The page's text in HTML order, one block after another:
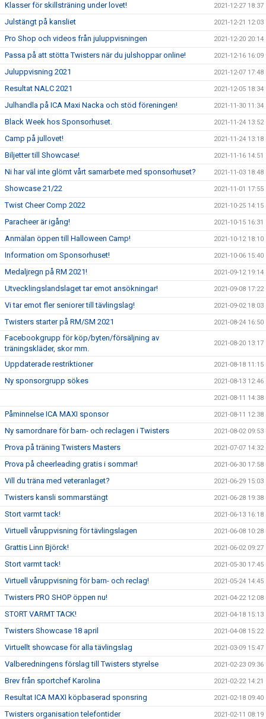
Klasser för skillsträning under lovet! 2021-12-27 18:37
Julstängt på kansliet 2021-12-21 12:03
Pro Shop och videos från juluppvisningen 2021-12-20 20:14
Passa på att stötta Twisters när du julshoppar online! 2021-12-16 16:09
Juluppvisning 2021 2021-12-07 17:48
Resultat NALC 2021 2021-12-05 18:34
Julhandla på ICA Maxi Nacka och stöd föreningen! 2021-11-30 11:34
Black Week hos Sponsorhuset. 2021-11-24 13:52
Camp på jullovet! 2021-11-24 13:18
Biljetter till Showcase! 2021-11-16 14:51
Ni har väl inte glömt vårt samarbete med sponsorhuset? 2021-11-03 18:48
Showcase 21/22 2021-11-01 17:55
Twist Cheer Comp 2022 2021-10-25 14:15
Paracheer är igång! 2021-10-15 16:31
Anmälan öppen till Halloween Camp! 2021-10-12 18:10
Information om Sponsorhuset! 2021-10-06 15:40
Medaljregn på RM 2021! 2021-09-12 19:14
Utvecklingslandslaget tar emot ansökningar! 2021-09-08 17:22
Vi tar emot fler seniorer till tävlingslag! 2021-09-02 18:03
Twisters starter på RM/SM 2021 2021-08-24 16:50
Facebookgrupp för köp/byten/försäljning av
träningskläder, skor mm.
2021-08-20 13:17
Uppdaterade restriktioner 2021-08-18 11:15
Ny sponsorgrupp sökes 2021-08-13 12:46
2021-08-11 14:38
Påminnelse ICA MAXI sponsor 2021-08-11 12:38
Ny samordnare för barn- och reclagen i Twisters 2021-08-02 09:53
Prova på träning Twisters Masters 2021-07-07 14:32
Prova på cheerleading gratis i sommar! 2021-06-30 17:58
Vill du träna med veteranlaget? 2021-06-29 15:03
Twisters kansli sommarstängt 2021-06-28 19:38
Stort varmt tack! 2021-06-13 16:18
Virtuell våruppvisning för tävlingslagen 2021-06-08 10:28
Grattis Linn Björck! 2021-06-02 09:27
Stort varmt tack! 2021-05-30 17:45
Virtuell våruppvisning för barn- och reclag! 2021-05-24 14:45
Twisters PRO SHOP öppen nu! 2021-04-22 12:08
STORT VARMT TACK! 2021-04-18 15:13
Twisters Showcase 18 april 2021-04-08 15:22
Virtuellt showcase för alla tävlingslag 2021-03-09 15:47
Valberedningens förslag till Twisters styrelse 2021-02-23 09:36
Brev från sportchef Karolina 2021-02-22 14:21
Resultat ICA MAXI köpbaserad sponsring 2021-02-18 09:40
Twisters organisation telefontider 2021-02-11 08:19